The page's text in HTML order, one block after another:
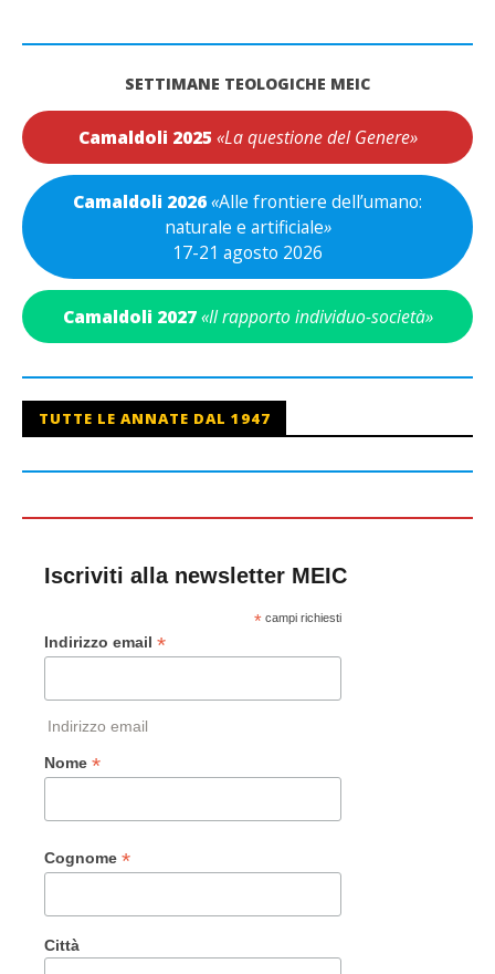
SETTIMANE TEOLOGICHE MEIC
Camaldoli 2025 «La questione del Genere»
Camaldoli 2026«Alle frontiere dell’umano:
naturale e artificiale»
17-21 agosto 2026
Camaldoli 2027 «Il rapporto individuo-società»
TUTTE LE ANNATE DAL 1947
Iscriviti alla newsletter MEIC
*campi richiesti
Indirizzo email *
Indirizzo email
Nome *
Cognome *
Città